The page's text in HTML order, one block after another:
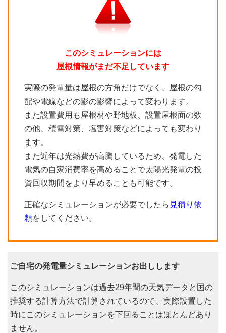
このシミュレーションには
屋根情報がまだ不足しています
実際の発電量は屋根の方角だけでなく、屋根の勾
配や電線などの影の影響によって変わります。
また設置費用も屋根材や野地板、設置屋根面の数
の他、積雪対策、塩害対策などによっても変わり
ます。
また近年は光熱費が高騰しているため、発電した
電気の自家消費率を高めることで太陽光発電の投
資回収期間をより早めることも可能です。
正確なシミュレーションが必要でしたら 見積り依
頼をしてください。
ご自宅の発電量シミュレーションお出しします
このシミュレーションは過去29年間の天気データと国の
推奨する計算方法で計算されているので、実際設置した
時にこのシミュレーションを下回ることはほとんどあり
ません。